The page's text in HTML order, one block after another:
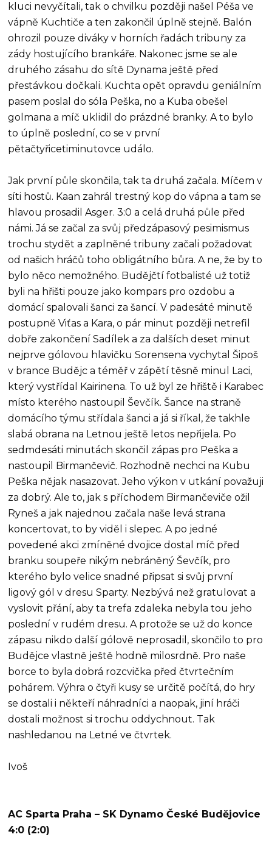
kluci nevyčítali, tak o chvilku později našel Péša ve
vápně Kuchtiče a ten zakončil úplně stejně. Balón
ohrozil pouze diváky v horních řadách tribuny za
zády hostujícího brankáře. Nakonec jsme se ale
druhého zásahu do sítě Dynama ještě před
přestávkou dočkali. Kuchta opět opravdu geniálním
pasem poslal do sóla Peška, no a Kuba obešel
golmana a míč uklidil do prázdné branky. A to bylo
to úplně poslední, co se v první
pětačtyřicetiminutovce událo.
Jak první půle skončila, tak ta druhá začala. Míčem v
síti hostů. Kaan zahrál trestný kop do vápna a tam se
hlavou prosadil Asger. 3:0 a celá druhá půle před
námi. Já se začal za svůj předzápasový pesimismus
trochu stydět a zaplněné tribuny začali požadovat
od našich hráčů toho obligátního bůra. A ne, že by to
bylo něco nemožného. Budějčtí fotbalisté už totiž
byli na hřišti pouze jako kompars pro ozdobu a
domácí spalovali šanci za šancí. V padesáté minutě
postupně Viťas a Kara, o pár minut později netrefil
dobře zakončení Sadílek a za dalších deset minut
nejprve gólovou hlavičku Sorensena vychytal Šipoš
v brance Budějc a téměř v zápětí těsně minul Laci,
který vystřídal Kairinena. To už byl ze hřiště i Karabec
místo kterého nastoupil Ševčík. Šance na straně
domácího týmu střídala šanci a já si říkal, že takhle
slabá obrana na Letnou ještě letos nepřijela. Po
sedmdesáti minutách skončil zápas pro Peška a
nastoupil Birmančevič. Rozhodně nechci na Kubu
Peška nějak nasazovat. Jeho výkon v utkání považuji
za dobrý. Ale to, jak s příchodem Birmančeviče ožil
Ryneš a jak najednou začala naše levá strana
koncertovat, to by viděl i slepec. A po jedné
povedené akci zmíněné dvojice dostal míč před
branku soupeře nikým nebráněný Ševčík, pro
kterého bylo velice snadné připsat si svůj první
ligový gól v dresu Sparty. Nezbývá než gratulovat a
vyslovit přání, aby ta trefa zdaleka nebyla tou jeho
poslední v rudém dresu. A protože se už do konce
zápasu nikdo další gólově neprosadil, skončilo to pro
Budějce vlastně ještě hodně milosrdně. Pro naše
borce to byla dobrá rozcvička před čtvrtečním
pohárem. Výhra o čtyři kusy se určitě počítá, do hry
se dostali i někteří náhradníci a naopak, jiní hráči
dostali možnost si trochu oddychnout. Tak
nashledanou na Letné ve čtvrtek.
Ivoš
AC Sparta Praha – SK Dynamo České Budějovice
4:0 (2:0)